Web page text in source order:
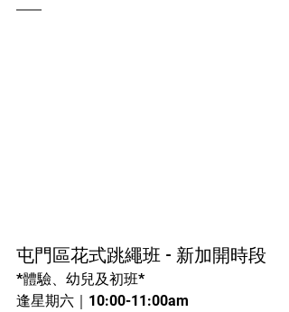
屯門區花式跳繩班 - 新加開時段
*體驗、幼兒及初班*
逢星期六｜10:00-11:00am